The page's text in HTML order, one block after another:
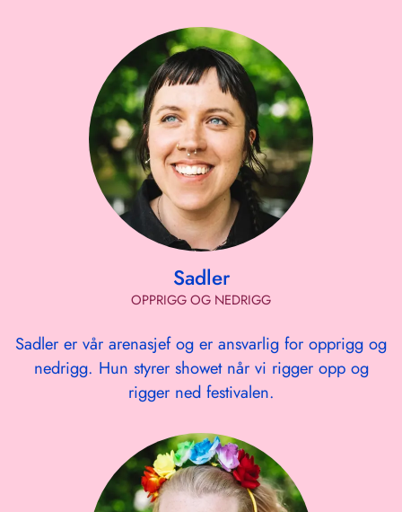
Sadler
OPPRIGG OG NEDRIGG
Sadler er vår arenasjef og er ansvarlig for opprigg og
nedrigg. Hun styrer showet når vi rigger opp og
rigger ned festivalen.